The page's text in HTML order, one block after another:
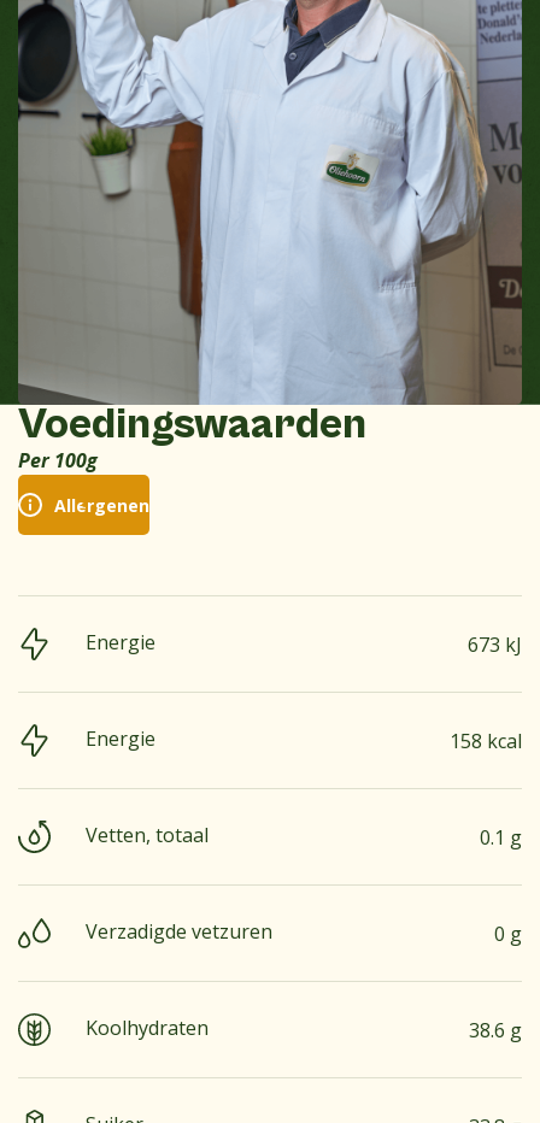
Voedingswaarden
Per 100g
Allergenen
Energie 673 kJ
Energie 158 kcal
Vetten, totaal 0.1 g
Verzadigde vetzuren 0 g
Koolhydraten 38.6 g